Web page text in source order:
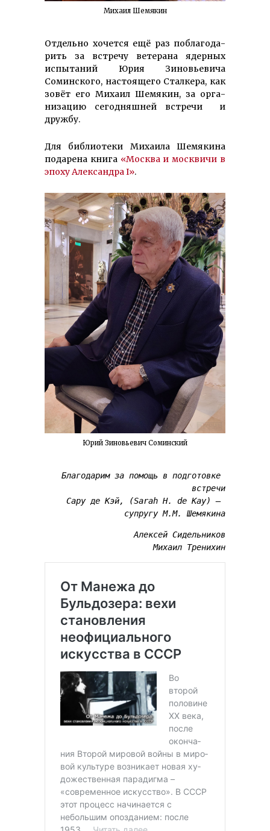
Михаил Шемякин
Отдельно хочется ещё раз по­бла­го­да­
рить за встре­чу ветерана ядерных
испы­таний Юрия Зи­новье­ви­ча
Соминского, настоя­щего Сталкера, как
зовёт его Михаил Шемякин, за орга­
низа­цию се­годняш­ней встречи и
дружбу.
Для библиотеки Михаила Шемякина
подарена книга «Москва и москвичи в
эпоху Александра I».
Юрий Зиновьевич Соминский
Благодарим за помощь в подготовке
встречи
Сару де Кэй, (Sarah H. de Kay) –
супругу М.М. Шемякина
Алексей Сидельников
Михаил Тренихин